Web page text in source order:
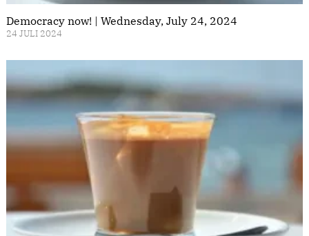
Democracy now! | Wednesday, July 24, 2024
24 JULI 2024